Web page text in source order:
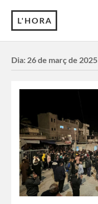
L'HORA
Dia: 26 de març de 2025